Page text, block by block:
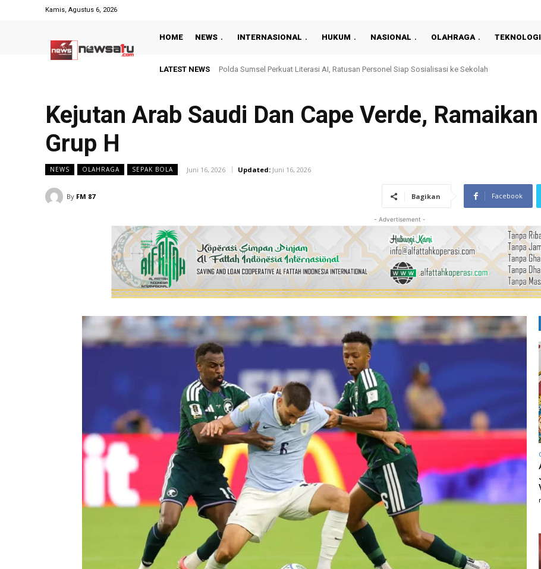
Kamis, Agustus 6, 2026
HOME NEWS INTERNASIONAL HUKUM NASIONAL OLAHRAGA TEKNOLOGI
LATEST NEWS Hasil Piala Presiden 2026: Persija Kalahkan Arema 3-1 Dan Raih Peringkat Ketiga
Kejutan Arab Saudi Dan Cape Verde,
Grup H
NEWS OLAHRAGA SEPAK BOLA Juni 16, 2026 Updated: Juni 16, 2026
By FM 87 Bagikan Facebook
- Advertisement -